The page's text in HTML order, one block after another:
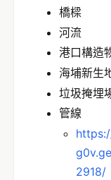
橋樑
河流
港口構造
海埔新生
垃圾掩埋
管線
2918/